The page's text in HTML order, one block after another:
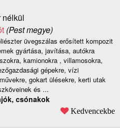
nélkül
(Pest megye)
üvegszálas erősített kompozit
gyártása, javítása, autókra
kamionokra , villamosokra,
gépekre, vízi
gokart ülésekre, kerti utak
és ...
csónakok
Kedvencekbe